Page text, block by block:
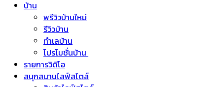
บ้าน
พรีวิวบ้านใหม่
รีวิวบ้าน
ทำเลบ้าน
โปรโมชั่นบ้าน
รายการวิดีโอ
สนุกสนานไลฟ์สไตล์